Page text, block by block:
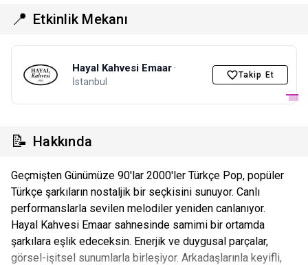
📍 Etkinlik Mekanı
Hayal Kahvesi Emaar ·
İstanbul
Takip Et
📝 Hakkında
Geçmişten Günümüze 90'lar 2000'ler Türkçe Pop, popüler
Türkçe şarkıların nostaljik bir seçkisini sunuyor. Canlı
performanslarla sevilen melodiler yeniden canlanıyor.
Hayal Kahvesi Emaar sahnesinde samimi bir ortamda
şarkılara eşlik edeceksin. Enerjik ve duygusal parçalar,
görsel-işitsel sunumlarla birleşiyor. Arkadaşlarınla keyifli,